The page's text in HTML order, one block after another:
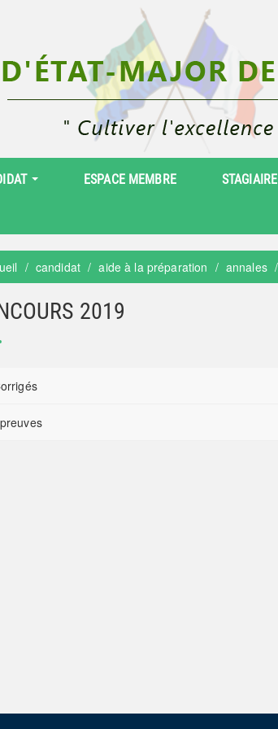
ESPACE MEMBRE STAGIAIRE
candidat aide à la préparation annales
2019